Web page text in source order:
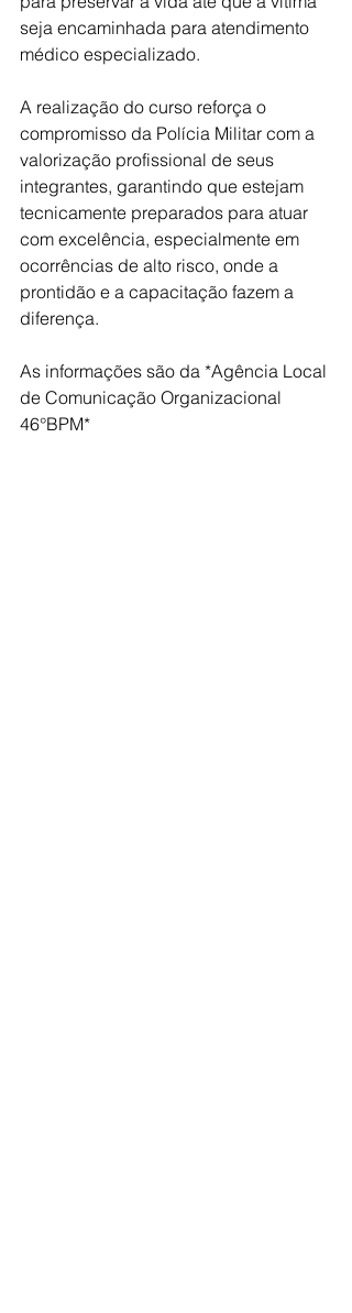
seja encaminhada para atendimento
médico especializado.
A realização do curso reforça o
compromisso da Polícia Militar com a
valorização profissional de seus
integrantes, garantindo que estejam
tecnicamente preparados para atuar
com excelência, especialmente em
ocorrências de alto risco, onde a
prontidão e a capacitação fazem a
diferença.
As informações são da *Agência Local
de Comunicação Organizacional
46°BPM*